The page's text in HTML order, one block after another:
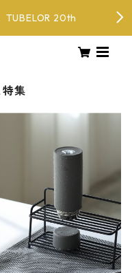
TUBELOR 20th
集